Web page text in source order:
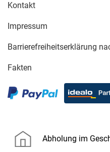
Kontakt
Impressum
Barrierefreiheitserklärung
Fakten
Abholung im